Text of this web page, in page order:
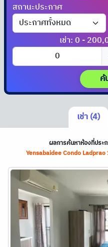
สถานะประกาศ
เช่า: 0 -
ค้
เช่า (4)
ผลการค้นหาห้องที่ประก
Yensabaidee Condo